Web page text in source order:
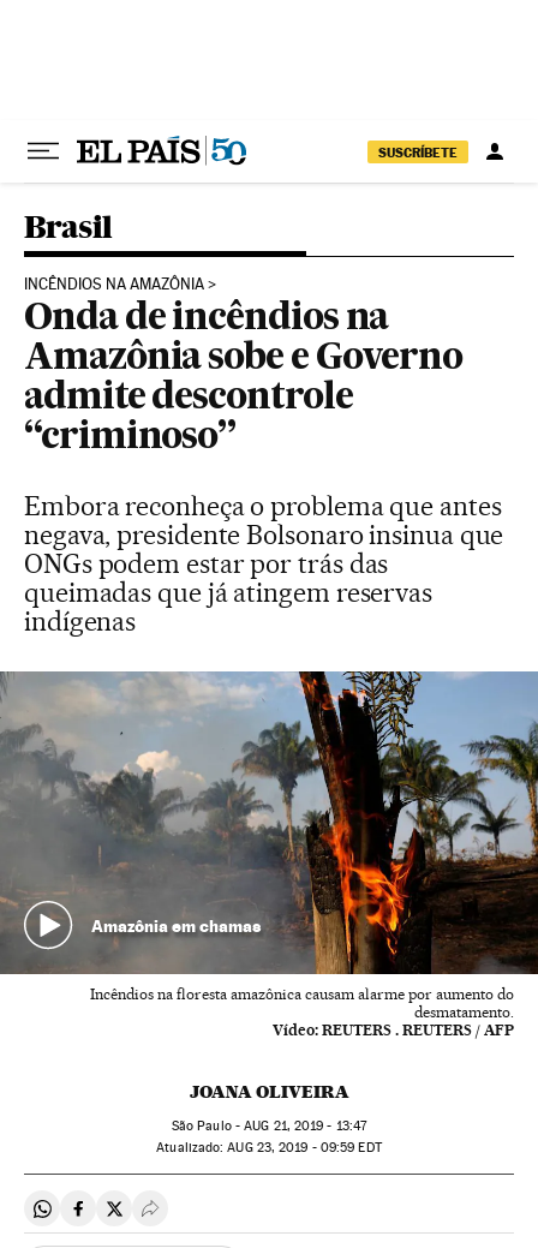
SUSCRÍBETE
Brasil
INCÊNDIOS NA AMAZÔNIA
Onda de incêndios na
Amazônia sobe e Governo
admite descontrole
“criminoso”
Embora reconheça o problema que antes
negava, presidente Bolsonaro insinua que
ONGs podem estar por trás das
queimadas que já atingem reservas
indígenas
Amazônia em chamas
Incêndios na floresta amazônica causam alarme por aumento do
desmatamento.
Vídeo: REUTERS . REUTERS / AFP
JOANA OLIVEIRA
São Paulo -AUG 21, 2019 - 13:47
atualizado: AUG23, 2019 - 09:59 EDT
Compartir en Whatsapp
Compartir en Facebook
Compartir en Twitter
Desplegar Redes Sociales